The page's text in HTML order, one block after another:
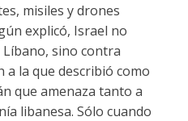
misiles y drones
explicó, Israel no
sino contra
la que describió como
que amenaza tanto a
libanesa. Sólo cuando